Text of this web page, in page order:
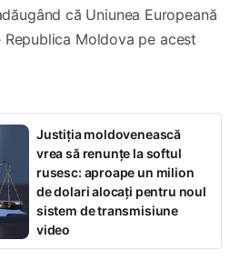
că Uniunea Europeană
Moldova pe acest
Justiția moldovenească
vrea să renunțe la softul
rusesc: aproape un milion
de dolari alocați pentru noul
sistem de transmisiune
video